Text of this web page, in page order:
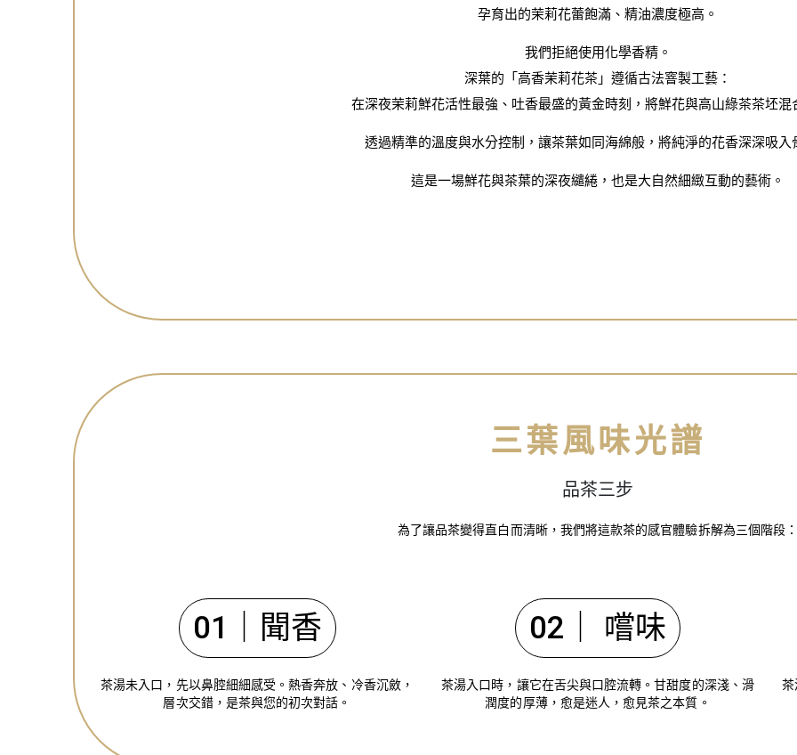
孕育出的茉莉花蕾飽滿、精油濃度極高。
我們拒絕使用化學香精。
深葉的「高香茉莉花茶」遵循古法窨製工藝：
在深夜茉莉鮮花活性最強、吐香最盛的黃金時刻，將鮮花與高山綠茶茶坯混
透過精準的溫度與水分控制，讓茶葉如同海綿般，將純淨的花香深深吸入
這是一場鮮花與茶葉的深夜繾綣，也是大自然細緻互動的藝術。
三葉風味光譜
品茶三步
為了讓品茶變得直白而清晰，我們將這款茶的感官體驗拆解為三個階段
01｜聞香
茶湯未入口，先以鼻腔細細感受。熱香奔放、冷香沉斂，
層次交錯，是茶與您的初次對話。
02｜ 嚐味
茶湯入口時，讓它在舌尖與口腔流轉。甘甜度的深淺、滑
潤度的厚薄，愈是迷人，愈見茶之本質。
茶